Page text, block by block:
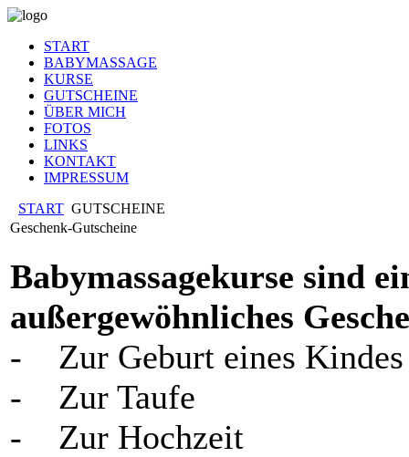
START
BABYMASSAGE
KURSE
GUTSCHEINE
ÜBER MICH
FOTOS
LINKS
KONTAKT
IMPRESSUM
START GUTSCHEINE
Geschenk-Gutscheine
Babymassagekurse sind
außergewöhnliches
- Zur Geburt eines Kindes
- Zur Taufe
- Zur Hochzeit